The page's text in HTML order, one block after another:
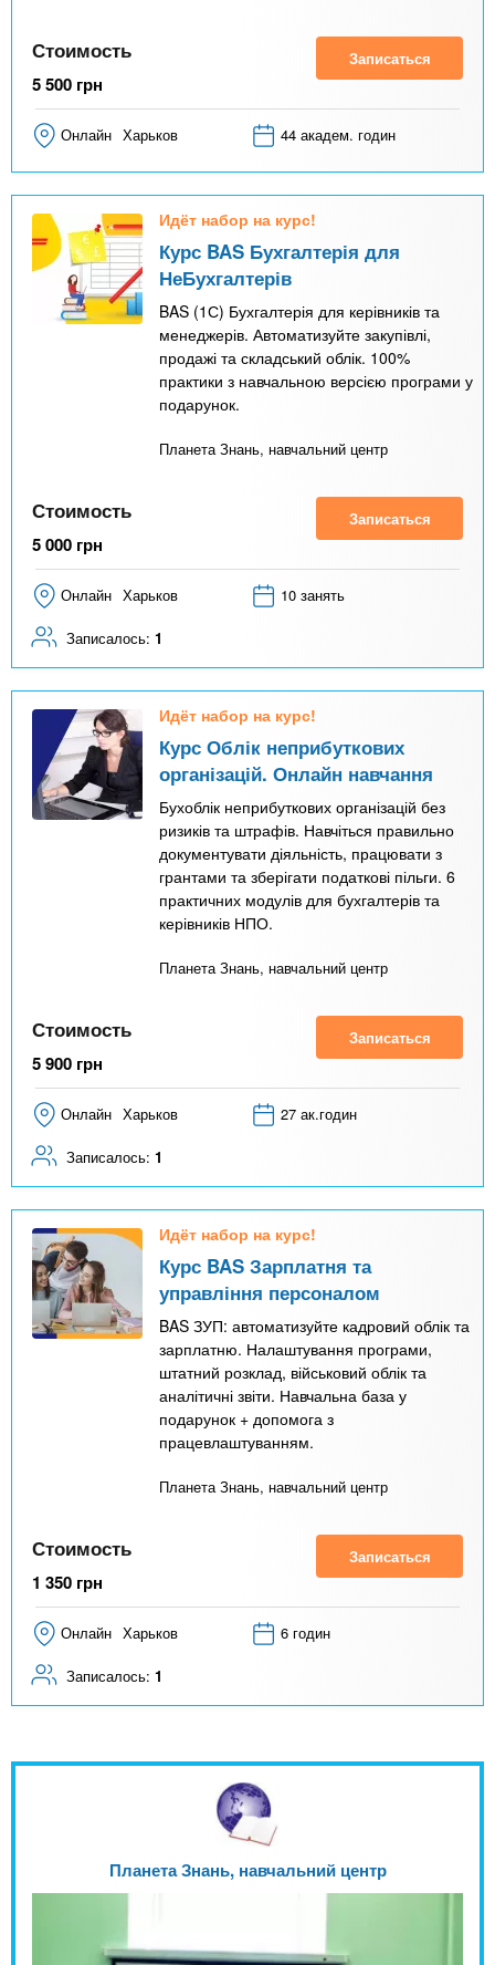
Стоимость
5 500 грн
Записаться
Онлайн Харьков 44 академ. годин
Идёт набор на курс!
Курс BAS Бухгалтерія для
НеБухгалтерів
BAS (1С) Бухгалтерія для керівників та
менеджерів. Автоматизуйте закупівлі,
продажі та складський облік. 100%
практики з навчальною версією програми у
подарунок.
Планета Знань, навчальний центр
Стоимость
5 000 грн
Записаться
Онлайн Харьков 10 занять
Записалось: 1
Идёт набор на курс!
Курс Облік неприбуткових
організацій. Онлайн навчання
Бухоблік неприбуткових організацій без
ризиків та штрафів. Навчіться правильно
документувати діяльність, працювати з
грантами та зберігати податкові пільги. 6
практичних модулів для бухгалтерів та
керівників НПО.
Планета Знань, навчальний центр
Стоимость
5 900 грн
Записаться
Онлайн Харьков 27 ак.годин
Записалось: 1
Идёт набор на курс!
Курс BAS Зарплатня та
управління персоналом
BAS ЗУП: автоматизуйте кадровий облік та
зарплатню. Налаштування програми,
штатний розклад, військовий облік та
аналітичні звіти. Навчальна база у
подарунок + допомога з
працевлаштуванням.
Планета Знань, навчальний центр
Стоимость
1 350 грн
Записаться
Онлайн Харьков 6 годин
Записалось: 1
Планета Знань, навчальний центр